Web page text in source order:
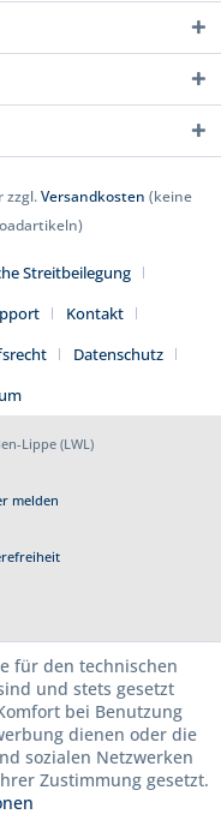
zzgl.Versandkosten (keine
Streitbeilegung
Kontakt
Datenschutz
Lippe (LWL)
melden
für den technischen
und stets gesetzt
bei Benutzung
dienen oder die
sozialen Netzwerken
Zustimmung gesetzt.